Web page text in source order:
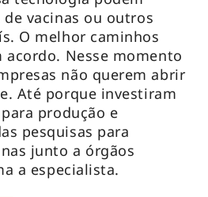
vacinas ou outros
O melhor caminhos
acordo. Nesse momento
não querem abrir
Até porque investiram
produção e
pesquisas para
junto a órgãos
a especialista.